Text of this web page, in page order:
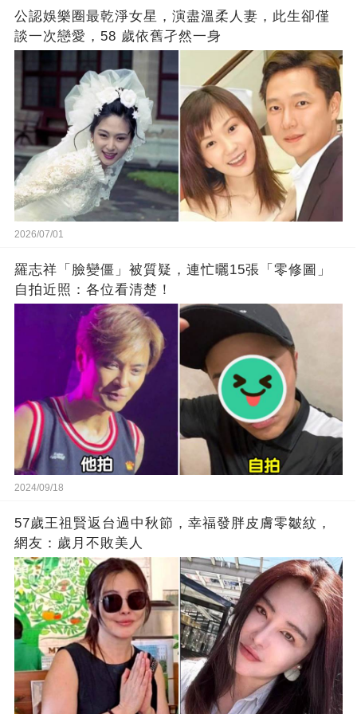
公認娛樂圈最乾淨女星，演盡溫柔人妻，此生卻僅
談一次戀愛，58 歲依舊孑然一身
2026/07/01
羅志祥「臉變僵」被質疑，連忙曬15張「零修圖」
自拍近照：各位看清楚！
2024/09/18
57歲王祖賢返台過中秋節，幸福發胖皮膚零皺紋，
網友：歲月不敗美人